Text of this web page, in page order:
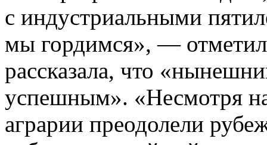
с индустриальными
мы гордимся», —
рассказала, что
успешным». «Несмотря
аграрии преодолели